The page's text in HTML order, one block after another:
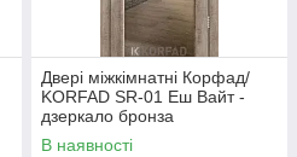
Двері міжкімнатні Корфад/
KORFAD SR-01 Еш Вайт -
дзеркало бронза
В наявності